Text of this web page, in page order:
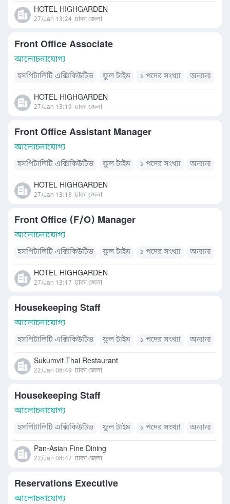
HOTEL HIGHGARDEN
27/Jan 13:24 ঢাকা জেলা
Front Office Associate
আলোচনাযোগ্য
হসপিটালিটি এক্সিকিউটিভ ফুল টাইম ১ পদের সংখ্যা অন্যান্য
HOTEL HIGHGARDEN
27/Jan 13:19 ঢাকা জেলা
Front Office Assistant Manager
আলোচনাযোগ্য
হসপিটালিটি এক্সিকিউটিভ ফুল টাইম ১ পদের সংখ্যা অন্যান্য
HOTEL HIGHGARDEN
27/Jan 13:18 ঢাকা জেলা
Front Office (F/O) Manager
আলোচনাযোগ্য
হসপিটালিটি এক্সিকিউটিভ ফুল টাইম ১ পদের সংখ্যা অন্যান্য
HOTEL HIGHGARDEN
27/Jan 13:17 ঢাকা জেলা
Housekeeping Staff
আলোচনাযোগ্য
হসপিটালিটি এক্সিকিউটিভ ফুল টাইম ১ পদের সংখ্যা অন্যান্য
Sukumvit Thai Restaurant
22/Jan 08:49 ঢাকা জেলা
Housekeeping Staff
আলোচনাযোগ্য
হসপিটালিটি এক্সিকিউটিভ ফুল টাইম ১ পদের সংখ্যা অন্যান্য
Pan-Asian Fine Dining
22/Jan 08:47 ঢাকা জেলা
Reservations Executive
আলোচনাযোগ্য